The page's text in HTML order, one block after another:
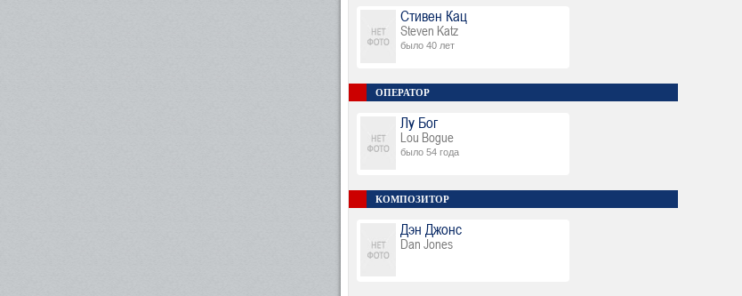
Стивен Кац
Steven Katz
было 40 лет
ОПЕРАТОР
Лу Бог
Lou Bogue
было 54 года
КОМПОЗИТОР
Дэн Джонс
Dan Jones